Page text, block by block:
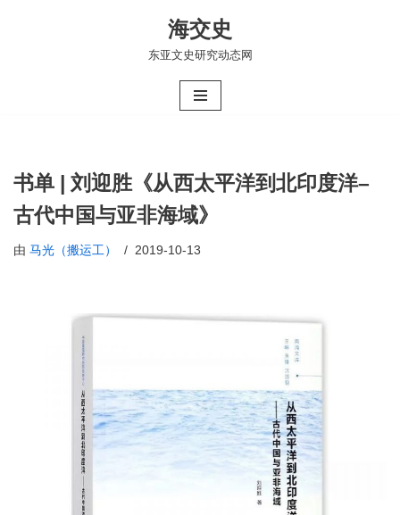
海交史
东亚文史研究动态网
书单 | 刘迎胜《从西太平洋到北印度洋–
古代中国与亚非海域》
由 马光（搬运工） 2019-10-13